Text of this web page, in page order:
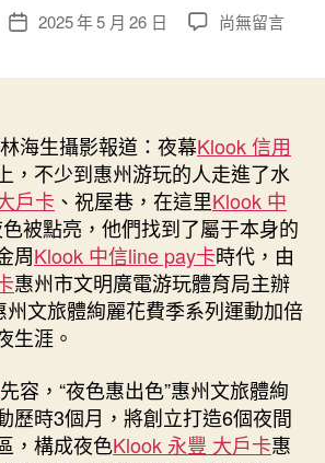
文
期
2025 年 5 月 26 日
在
夜
惠
州
“夜
色
惠
精
klook
旅
遊
優
惠
尚無留言
海生攝影報道：夜幕Klook 信用
，不少到惠州游玩的人走進了水
戶卡 、祝屋巷，在這里Klook 中
色被點亮，他們找到了屬于本身的
周Klook 中信line pay卡時代，由
惠州市文明廣電游玩體育局主辦
州文旅體絢麗花費季系列運動加倍
生涯。
先容，“夜色惠出色”惠州文旅體絢
歷時3個月，將創立打造6個夜間
，構成夜色Klook 永豐 大戶卡惠